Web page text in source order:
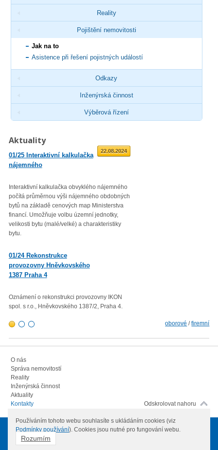
Používáním tohoto webu souhlasíte s ukládáním cookies (viz
Podmínky používání). Cookies jsou nutné pro fungování webu.
Rozumím
Reality
Pojištění nemovitosti
Jak na to
Asistence při řešení pojistných událostí
Odkazy
Inženýrská činnost
Výběrová řízení
Aktuality
01/25 Interaktivní kalkulačka
nájemného
01.09.2025
Interaktivní kalkulačka obvyklého nájemného
počítá průměrnou výši nájemného obdobných
bytů na základě cenových map Ministerstva
financí. Umožňuje volbu územní jednotky,
velikosti bytu (malé/velké) a charakteristiky
bytu.
01/24 Rekonstrukce
provozovny Hněvkovského
1387 Praha 4
22.08.2024
Oznámení o rekonstrukci provozovny IKON
spol. s r.o., Hněvkovského 1387/2, Praha 4.
02/23 Zveřejnění průměrné
oborové /firemní
O nás
Správa nemovitostí
Reality
Inženýrská činnost
Aktuality
Kontakty
Odskrolovat nahoru
© 2012IKON spol. s.r.o. Všechna práva vyhrazena